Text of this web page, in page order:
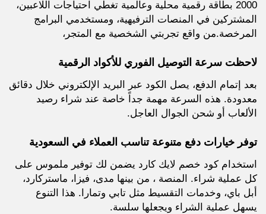
2000 بطاقة رقمية محلية وعالمية تغطي احتياجات اللاعبين،
المشتركين في المنصات الترفيهية، ومستخدمي البرامج
المرخصة.من واقع تجربتي الشخصية مع المتجر،
لاحظت سرعة التوصيل الفوري للأكواد الرقمية
بعد إتمام الدفع، يصل الكود عبر البريد الإلكتروني خلال دقائق
معدودة. هذه السرعة مهمة جداً خاصة عند شراء رصيد
الألعاب أو شحن الجوال العاجل.
توفر خيارات دفع متنوعة تناسب العملاء في السعودية
استخدام كود خصم لايك كارد يضمن لك توفير ملموس على
كل عملية شراء. المنصة ، من بينها مدى، فيزا، ماستركارد،
أبل باي، وخدمات التقسيط مثل تابي وتمارا. هذا التنوع
يسهل عملية الشراء ويجعلها سلسة.